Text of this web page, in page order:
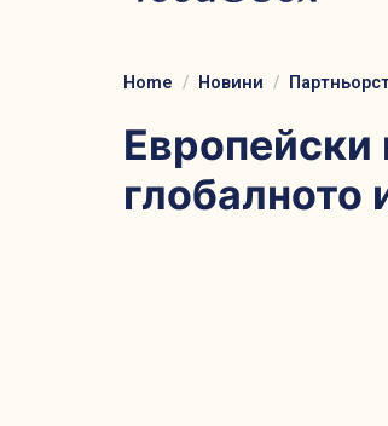
Home Новини
Европейски
глобалното